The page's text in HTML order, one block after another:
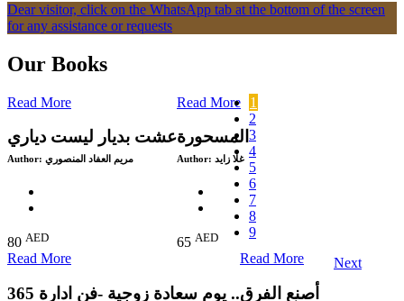
Dear visitor, click on the WhatsApp tab at the bottom of the screen
for any assistance or requests
Our Books
Read More
عشت بديار ليست دياري
Author: مريم العفاد المنصوري
80 AED
Read More
المسحورة
Author: غلا زايد
65 AED
Read More
365 يوم سعادة زوجية -فن ادارة ..
Read More
1
2
3
4
5
6
7
8
9
Next